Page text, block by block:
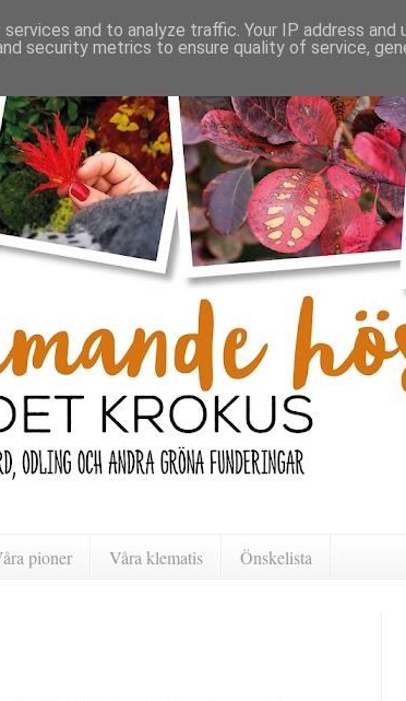
pioner Våra klematis Önskelista
and to analyze traffic. Your IP address and
security metrics to ensure quality of service,